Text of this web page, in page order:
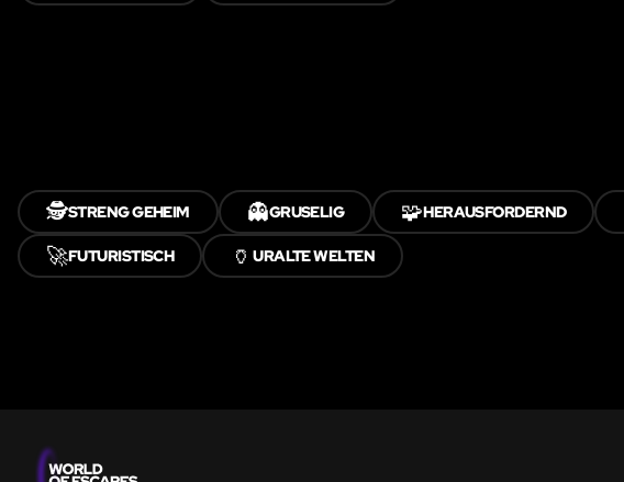
🕵️STRENG GEHEIM 👻GRUSELIG 🧩HERAUSFORDERND
🚀FUTURISTISCH 🏺URALTE WELTEN